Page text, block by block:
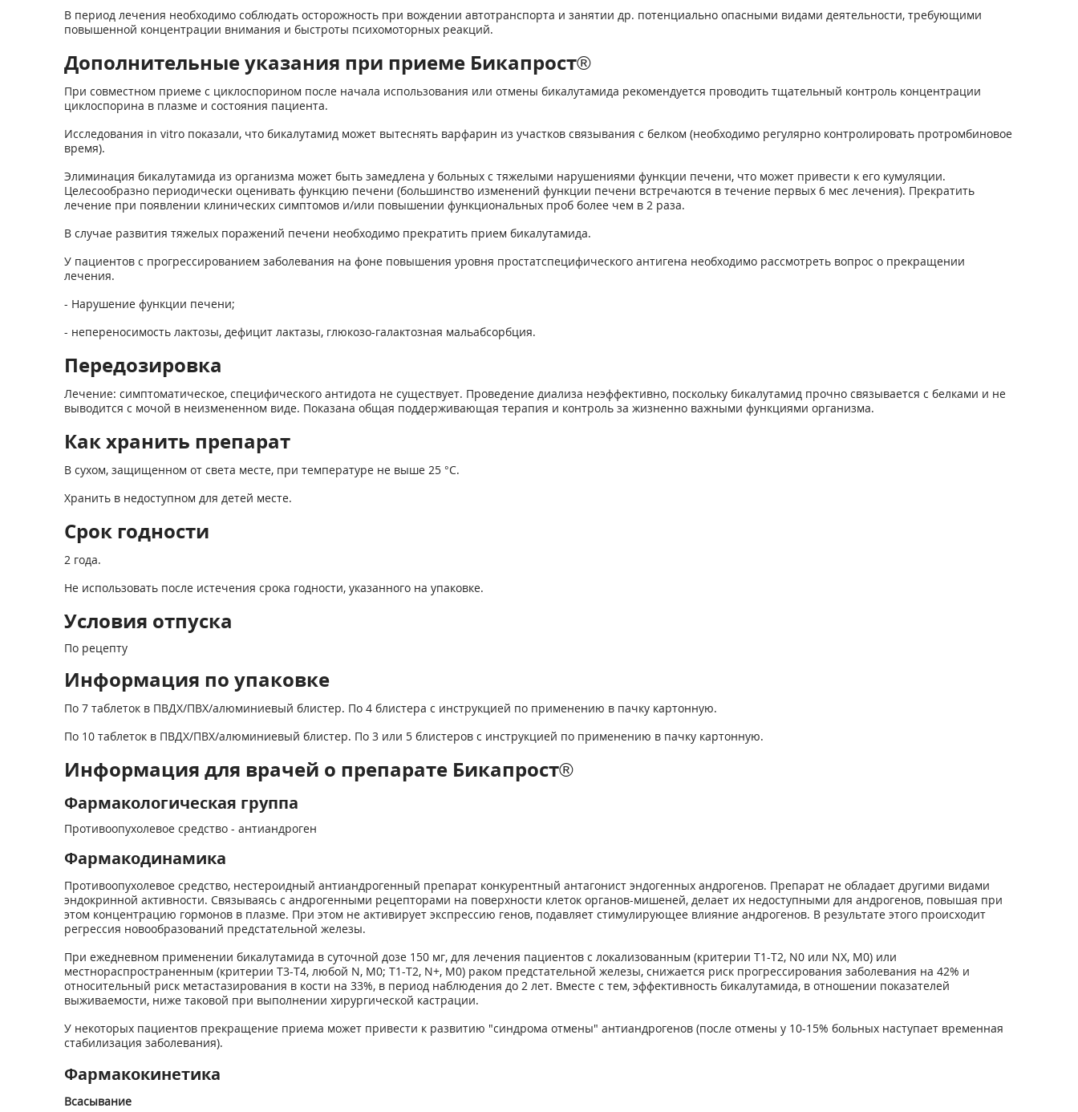
В период лечения необходимо соблюдать осторожность при вождении автотранспорта и занятии др. потенциально опасными видами деятельности, требующими
повышенной концентрации внимания и быстроты психомоторных реакций.
Дополнительные указания при приеме Бикапрост®
При совместном приеме с циклоспорином после начала использования или отмены бикалутамида рекомендуется проводить тщательный контроль концентрации
циклоспорина в плазме и состояния пациента.
Исследования in vitro показали, что бикалутамид может вытеснять варфарин из участков связывания с белком (необходимо регулярно контролировать протромбиновое
время).
Элиминация бикалутамида из организма может быть замедлена у больных с тяжелыми нарушениями функции печени, что может привести к его кумуляции.
Целесообразно периодически оценивать функцию печени (большинство изменений функции печени встречаются в течение первых 6 мес лечения). Прекратить
лечение при появлении клинических симптомов и/или повышении функциональных проб более чем в 2 раза.
В случае развития тяжелых поражений печени необходимо прекратить прием бикалутамида.
У пациентов с прогрессированием заболевания на фоне повышения уровня простатспецифического антигена необходимо рассмотреть вопрос о прекращении
лечения.
- Нарушение функции печени;
- непереносимость лактозы, дефицит лактазы, глюкозо-галактозная мальабсорбция.
Передозировка
Лечение: симптоматическое, специфического антидота не существует. Проведение диализа неэффективно, поскольку бикалутамид прочно связывается с белками и не
выводится с мочой в неизмененном виде. Показана общая поддерживающая терапия и контроль за жизненно важными функциями организма.
Как хранить препарат
В сухом, защищенном от света месте, при температуре не выше 25 °С.
Хранить в недоступном для детей месте.
Срок годности
2 года.
Не использовать после истечения срока годности, указанного на упаковке.
Условия отпуска
По рецепту
Информация по упаковке
По 7 таблеток в ПВДХ/ПВХ/алюминиевый блистер. По 4 блистера с инструкцией по применению в пачку картонную.
По 10 таблеток в ПВДХ/ПВХ/алюминиевый блистер. По 3 или 5 блистеров с инструкцией по применению в пачку картонную.
Информация для врачей о препарате Бикапрост®
Фармакологическая группа
Противоопухолевое средство - антиандроген
Фармакодинамика
Противоопухолевое средство, нестероидный антиандрогенный препарат конкурентный антагонист эндогенных андрогенов. Препарат не обладает другими видами
эндокринной активности. Связываясь с андрогенными рецепторами на поверхности клеток органов-мишеней, делает их недоступными для андрогенов, повышая при
этом концентрацию гормонов в плазме. При этом не активирует экспрессию генов, подавляет стимулирующее влияние андрогенов. В результате этого происходит
регрессия новообразований предстательной железы.
При ежедневном применении бикалутамида в суточной дозе 150 мг, для лечения пациентов с локализованным (критерии Т1-Т2, N0 или NX, М0) или
местнораспространенным (критерии Т3-Т4, любой N, М0; Т1-Т2, N+, М0) раком предстательной железы, снижается риск прогрессирования заболевания на 42% и
относительный риск метастазирования в кости на 33%, в период наблюдения до 2 лет. Вместе с тем, эффективность бикалутамида, в отношении показателей
выживаемости, ниже таковой при выполнении хирургической кастрации.
У некоторых пациентов прекращение приема может привести к развитию "синдрома отмены" антиандрогенов (после отмены у 10-15% больных наступает временная
стабилизация заболевания).
Фармакокинетика
Всасывание